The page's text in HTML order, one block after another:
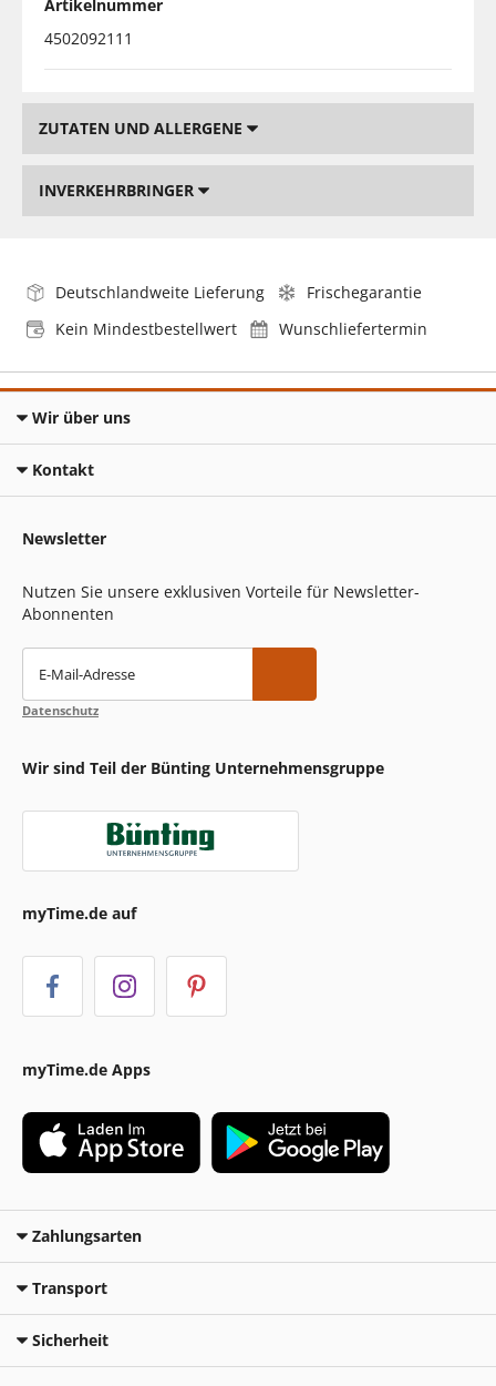
Artikelnummer
4502092111
ZUTATEN UND ALLERGENE
INVERKEHRBRINGER
Deutschlandweite Lieferung
Frischegarantie
Kein Mindestbestellwert
Wunschliefertermin
Wir über uns
Kontakt
Newsletter
Nutzen Sie unsere exklusiven Vorteile für Newsletter-
Abonnenten
E-Mail-Adresse
Datenschutz
Wir sind Teil der Bünting Unternehmensgruppe
myTime.de auf
myTime.de Apps
Zahlungsarten
Transport
Sicherheit